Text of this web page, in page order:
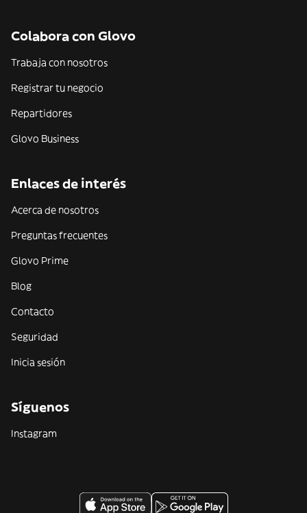
Colabora con Glovo
Trabaja con nosotros
Registrar tu negocio
Repartidores
Glovo Business
Enlaces de interés
Acerca de nosotros
Preguntas frecuentes
Glovo Prime
Blog
Contacto
Seguridad
Inicia sesión
Síguenos
Instagram